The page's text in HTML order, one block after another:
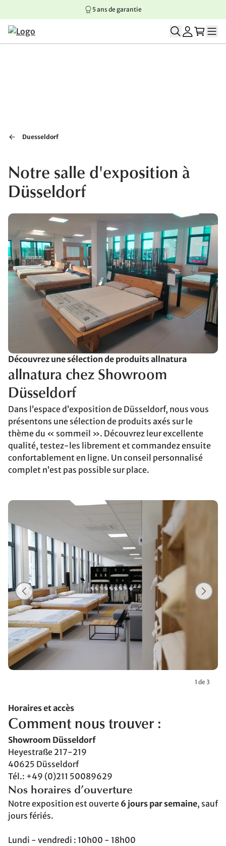
Aller au contenu principal
Aller à la navigation principale
Aller au pied de page
5 ans de garantie
Duesseldorf
Notre salle d'exposition à
Düsseldorf
Découvrez une sélection de produits allnatura
allnatura chez Showroom
Düsseldorf
Dans l’espace d’exposition de Düsseldorf, nous vous
présentons une sélection de produits axés sur le
thème du « sommeil ». Découvrez leur excellente
qualité, testez-les librement et commandez ensuite
confortablement en ligne. Un conseil personnalisé
complet n’est pas possible sur place.
1 de 3
Horaires et accès
Comment nous trouver :
Showroom Düsseldorf
Heyestraße 217-219
40625 Düsseldorf
Tél.: +49 (0)211 50089629
Nos horaires d’ouverture
Notre exposition est ouverte 6 jours par semaine, sauf
jours fériés.
Lundi - vendredi : 10h00 - 18h00